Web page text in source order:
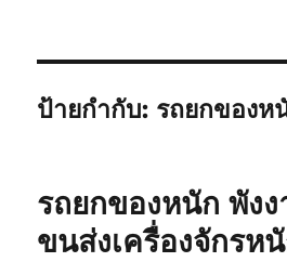
ป้ายกำกับ: รถยกของห
รถยกของหนัก พังง
ขนส่งเครื่องจักรห